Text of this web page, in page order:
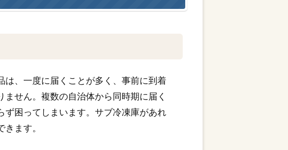
は、一度に届くことが多く、事前に到着
ません。複数の自治体から同時期に届く
ず困ってしまいます。サブ冷凍庫があれ
ます。